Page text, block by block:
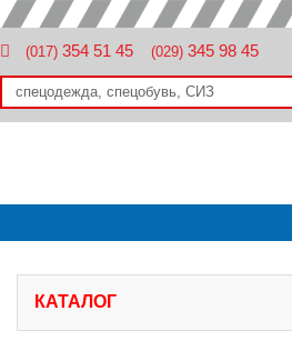
(017) 354 51 45 (029) 345 98 45
КАТАЛОГ